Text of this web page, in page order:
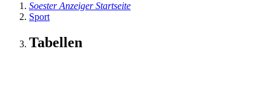
Soester Anzeiger Startseite
Sport
Tabellen